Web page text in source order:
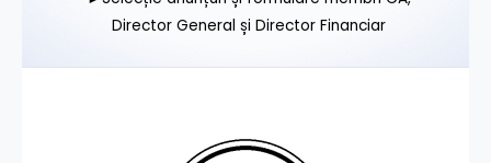
Director General și Director Financiar